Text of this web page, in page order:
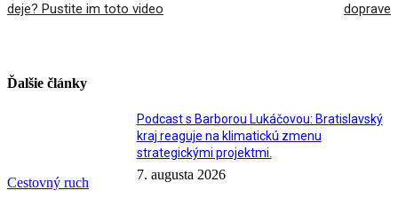
deje? Pustite im toto video
doprave
Ďalšie články
Cestovný ruch
Podcast s Barborou Lukáčovou: Bratislavský
kraj reaguje na klimatickú zmenu
strategickými projektmi.
7. augusta 2026